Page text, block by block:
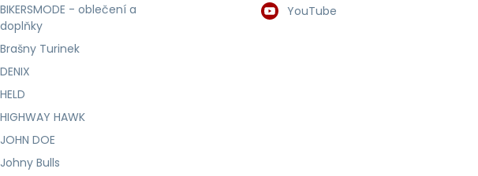
BIKERSMODE - oblečení a
doplňky
Brašny Turinek
DENIX
HELD
HIGHWAY HAWK
JOHN DOE
Johny Bulls
YouTube